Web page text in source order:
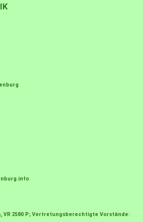
VR 2580 P; Vertretungsberechtigte Vorstände: